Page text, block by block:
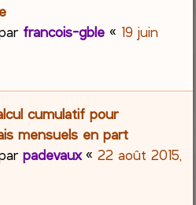
francois-gble « 19 juin
cumulatif pour
mensuels en part
padevaux«22 août 2015,